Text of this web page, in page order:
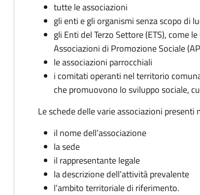
tutte le associazioni
gli enti e gli organismi senza scopo di
gli Enti del Terzo Settore (ETS), come
Associazioni di Promozione Sociale
le associazioni parrocchiali
i comitati operanti nel territorio
che promuovono lo sviluppo sociale,
Le schede delle varie associazioni presenti
il nome dell’associazione
la sede
il rappresentante legale
la descrizione dell’attività prevalente
l’ambito territoriale di riferimento.